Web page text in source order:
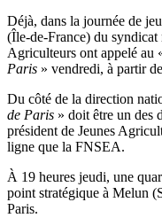
Déjà, dans la journée de
(Île-de-France) du
Agriculteurs ont appelé au
Paris » vendredi, à partir
Du côté de la direction
de Paris » doit être un des
président de Jeunes
ligne que la FNSEA.
À 19 heures jeudi, une
point stratégique à Melun
Paris.